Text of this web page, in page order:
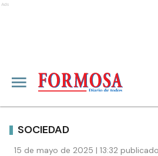
Ads
SOCIEDAD
15 de mayo de 2025 | 13:32